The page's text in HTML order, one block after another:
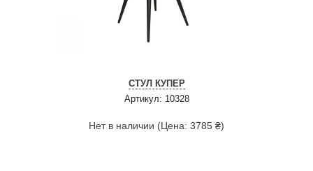
СТУЛ КУПЕР
Артикул: 10328
Нет в наличии (Цена: 3785 ₴)